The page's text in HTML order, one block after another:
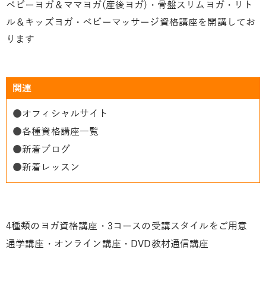
ベビーヨガ＆ママヨガ(産後ヨガ)・骨盤スリムヨガ・リト
ル＆キッズヨガ・ベビーマッサージ資格講座を開講してお
ります
関連
●オフィシャルサイト
●各種資格講座一覧
●新着ブログ
●新着レッスン
4種類のヨガ資格講座・3コースの受講スタイルをご用意
通学講座・オンライン講座・DVD教材通信講座